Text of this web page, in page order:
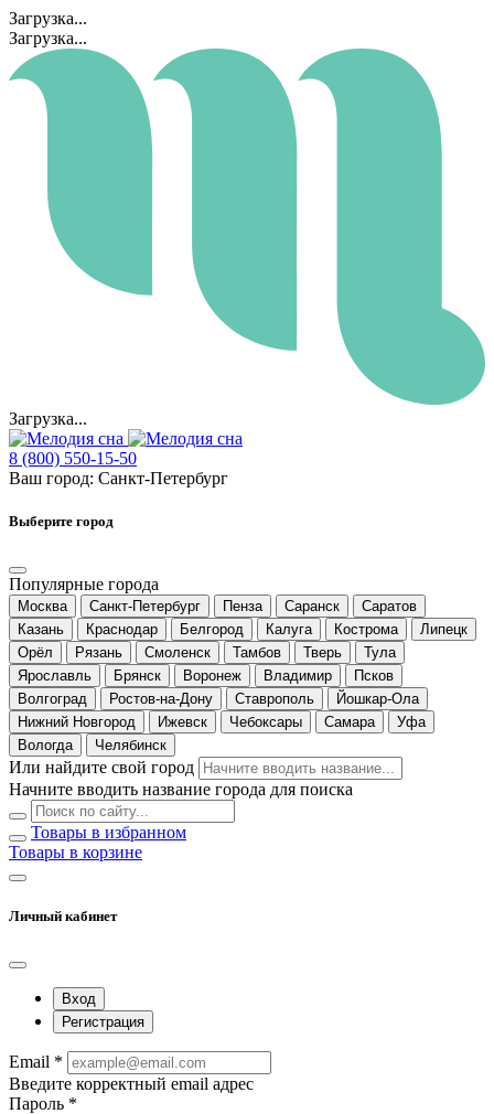
Загрузка...
Загрузка...
Загрузка...
8 (800) 550-15-50
Ваш город: Санкт-Петербург
Выберите город
Популярные города
Москва Санкт-Петербург Пенза Саранск
Саратов
Казань
Краснодар Белгород Калуга Кострома
Липецк
Орёл
Рязань Смоленск Тамбов Тверь
Тула
Ярославль
Брянск Воронеж Владимир
Псков
Волгоград
Ростов-на-Дону Ставрополь
Йошкар-Ола
Нижний Новгород
Ижевск Чебоксары Самара
Уфа
Вологда
Челябинск
Или найдите свой город
Начните вводить название города для поиска
Товары в избранном
Товары в корзине
Личный кабинет
Вход
Регистрация
Email *
Введите корректный email адрес
Пароль *